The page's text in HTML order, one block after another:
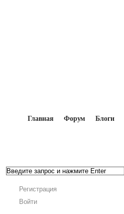
Главная Форум Блоги
Регистрация
Войти